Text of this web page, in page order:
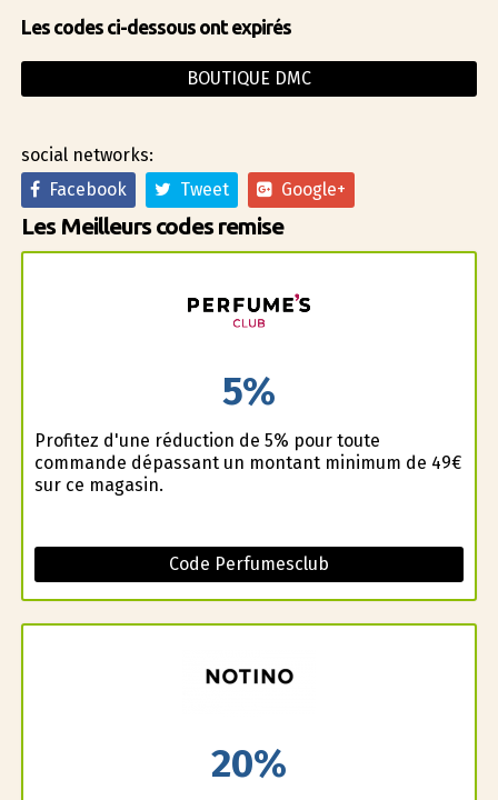
Les codes ci-dessous ont expirés
BOUTIQUE DMC
social networks:
Facebook
Tweet Google+
Les Meilleurs codes remise
5%
Profitez d'une réduction de 5% pour toute
commande dépassant un montant minimum de 49€
sur ce magasin.
Code Perfumesclub
20%